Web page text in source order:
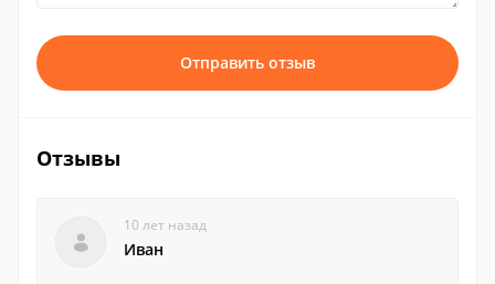
Отправить отзыв
Отзывы
10 лет назад
Иван